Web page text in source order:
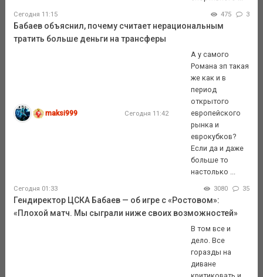
Сегодня 11:15 475 3
Бабаев объяснил, почему считает нерациональным
тратить больше деньги на трансферы
maksi999 Сегодня 11:42
А у самого
Романа зп такая
же как и в
период
открытого
европейского
рынка и
еврокубков?
Если да и даже
больше то
настолько ...
Сегодня 01:33 3080 35
Гендиректор ЦСКА Бабаев — об игре с «Ростовом»:
«Плохой матч. Мы сыграли ниже своих возможностей»
В том все и
дело. Все
горазды на
диване